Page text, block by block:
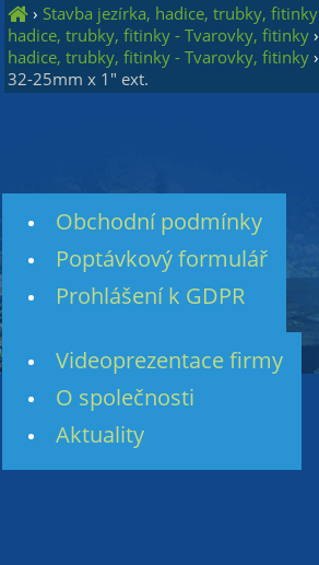
› Stavba jezírka, hadice, trubky, fitinky
hadice, trubky, fitinky - Tvarovky, fitinky ›
hadice, trubky, fitinky - Tvarovky, fitinky ›
32-25mm x 1" ext.
Obchodní podmínky
Poptávkový formulář
Prohlášení k GDPR
Videoprezentace firmy
O společnosti
Aktuality